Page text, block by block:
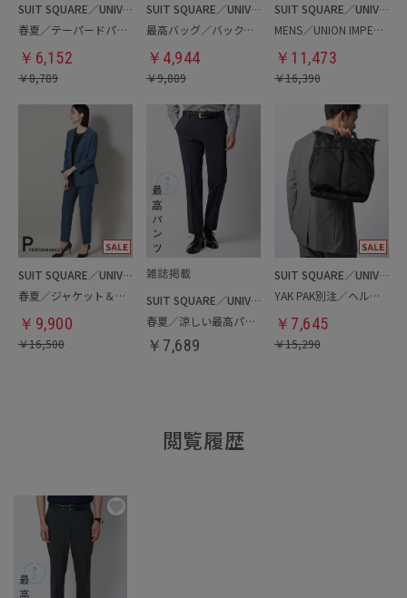
SUIT SQUARE／UNIVERSAL LANGUAGE
春夏／テーパードパンツ
￥ 6,152
￥8,789
SUIT SQUARE／UNIVERSAL LANGUAGE
最高バッグ／バックパック
￥ 4,944
￥9,889
SUIT SQUARE／UNIVERSAL LANGUAGE
MENS／UNION IMPERIAL監修／コインローファー
￥ 11,473
￥16,390
SUIT SQUARE／UNIVERSAL LANGUAGE／WHITE
春夏／ジャケット＆パンツセットアップ／洗濯ネット付き
￥ 9,900
￥16,500
SUIT SQUARE／UNIVERSAL LANGUAGE
春夏／涼しい最高パンツ
￥ 7,689
SUIT SQUARE／UNIVERSAL LANGUAGE
YAK PAK別注／ヘルメットバッグ
￥ 7,645
￥15,290
閲覧履歴